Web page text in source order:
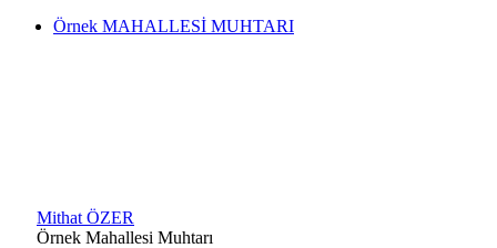
Örnek MAHALLESİ MUHTARI
Mithat ÖZER
Örnek Mahallesi Muhtarı